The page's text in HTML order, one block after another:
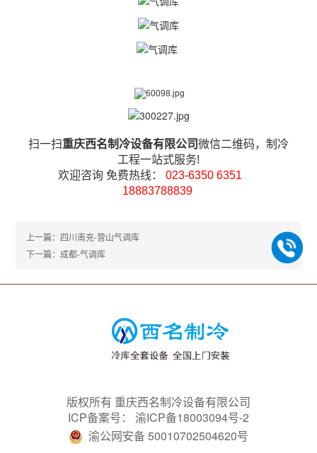
扫一扫重庆西名制冷设备有限公司微信二维码，制冷
工程一站式服务!
欢迎咨询 免费热线：
023-6350 6351
18883788839
上一篇：四川南充-营山气调库
下一篇：成都-气调库
版权所有 重庆西名制冷设备有限公司
ICP备案号： 渝ICP备18003094号-2
渝公网安备 50010702504620号